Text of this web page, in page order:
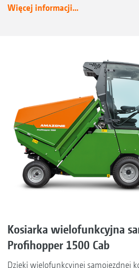
Więcej informacji...
Kosiarka wielofunkcyjna
Profihopper 1500 Cab
Dzięki wielofunkcyjnej samojezdnej